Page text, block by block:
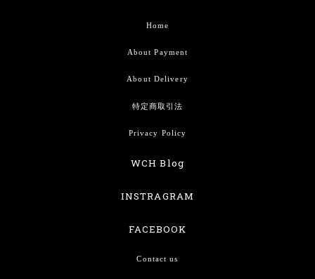
Home
About Payment
About Delivery
特定商取引法
Privacy Policy
WCH Blog
INSTRAGRAM
FACEBOOK
Contact us